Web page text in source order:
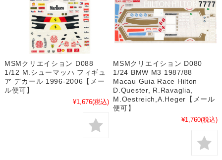
MSMクリエイション D088
1/12 M.シューマッハ フィギュ
ア デカール 1996-2006【メー
ル便可】
¥1,676(税込)
MSMクリエイション D080
1/24 BMW M3 1987/88
Macau Guia Race Hilton
D.Quester, R.Ravaglia,
M.Oestreich,A.Heger【メール
便可】
¥1,760(税込)